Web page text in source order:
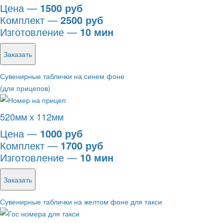
Цена — 1500 руб
Комплект — 2500 руб
Изготовление — 10 мин
Заказать
Сувенирные таблички на синем фоне
(для прицепов)
520мм х 112мм
Цена — 1000 руб
Комплект — 1700 руб
Изготовление — 10 мин
Заказать
Сувенирные таблички на желтом фоне для такси